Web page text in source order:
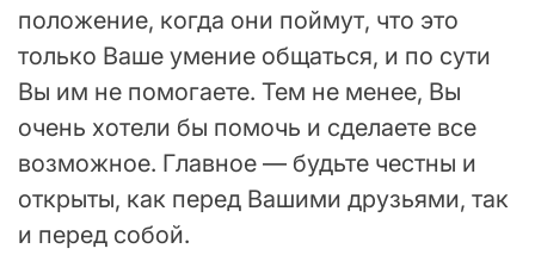
положение, когда они поймут, что это
только Ваше умение общаться, и по сути
Вы им не помогаете. Тем не менее, Вы
очень хотели бы помочь и сделаете все
возможное. Главное — будьте честны и
открыты, как перед Вашими друзьями, так
и перед собой.